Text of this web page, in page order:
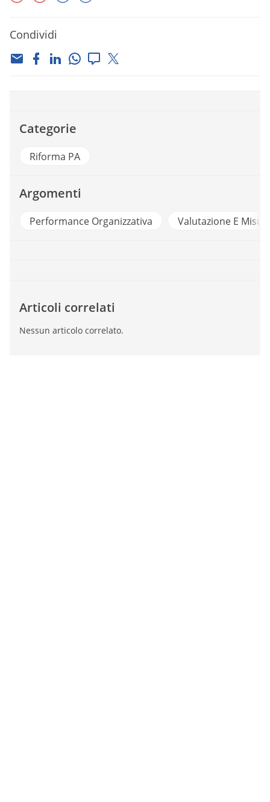
Condividi
Categorie
Riforma PA
Argomenti
Performance Organizzativa Valutazione E
Articoli correlati
Nessun articolo correlato.